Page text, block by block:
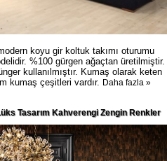
koyu gir koltuk takımı oturumu
%100 gürgen ağaçtan üretilmiştir.
kullanılmıştır. Kumaş olarak keten
kumaş çeşitleri vardır. Daha fazla »
Tasarım Kahverengi Zengin Renkler